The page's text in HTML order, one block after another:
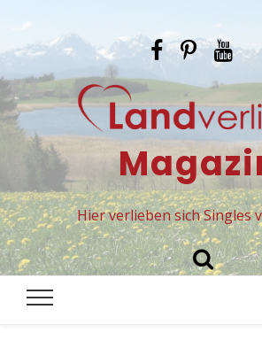
Hier verlieben sich Singles